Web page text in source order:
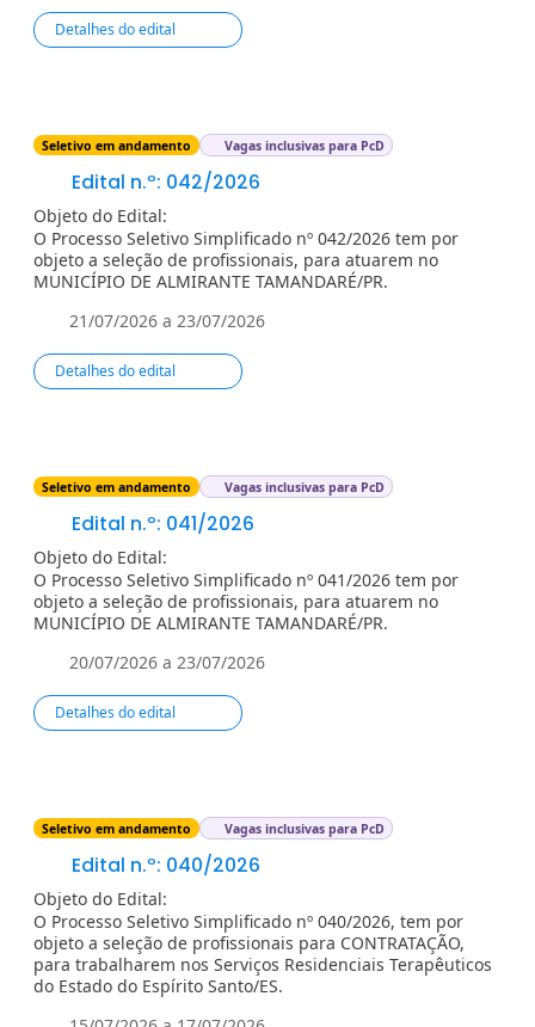
Detalhes do edital
Seletivo em andamento Vagas inclusivas para PcD
Edital n.º: 042/2026
Objeto do Edital:
O Processo Seletivo Simplificado nº 042/2026 tem por
objeto a seleção de profissionais, para atuarem no
MUNICÍPIO DE ALMIRANTE TAMANDARÉ/PR.
21/07/2026 a 23/07/2026
Detalhes do edital
Seletivo em andamento Vagas inclusivas para PcD
Edital n.º: 041/2026
Objeto do Edital:
O Processo Seletivo Simplificado nº 041/2026 tem por
objeto a seleção de profissionais, para atuarem no
MUNICÍPIO DE ALMIRANTE TAMANDARÉ/PR.
20/07/2026 a 23/07/2026
Detalhes do edital
Seletivo em andamento Vagas inclusivas para PcD
Edital n.º: 040/2026
Objeto do Edital:
O Processo Seletivo Simplificado nº 040/2026, tem por
objeto a seleção de profissionais para CONTRATAÇÃO,
para trabalharem nos Serviços Residenciais Terapêuticos
do Estado do Espírito Santo/ES.